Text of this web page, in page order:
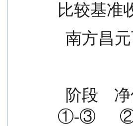
比较基准
南方昌
①-③